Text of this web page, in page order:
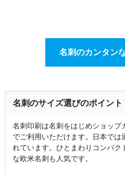
名刺のカンタン
名刺のサイズ選びのポイント
名刺印刷は名刺をはじめショップ
でご利用いただけます。日本では
れています。ひとまわりコンパク
な欧米名刺も人気です。